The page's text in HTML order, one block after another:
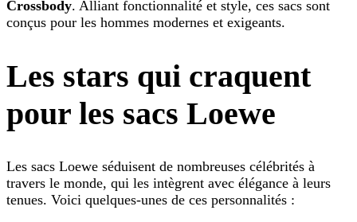
Crossbody. Alliant fonctionnalité et style, ces sacs sont
conçus pour les hommes modernes et exigeants.
Les stars qui craquent
pour les sacs Loewe
Les sacs Loewe séduisent de nombreuses célébrités à
travers le monde, qui les intègrent avec élégance à leurs
tenues. Voici quelques-unes de ces personnalités :